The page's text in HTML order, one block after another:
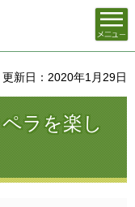
メニュ
ー
更新日：2020年1月29日
ラを楽し